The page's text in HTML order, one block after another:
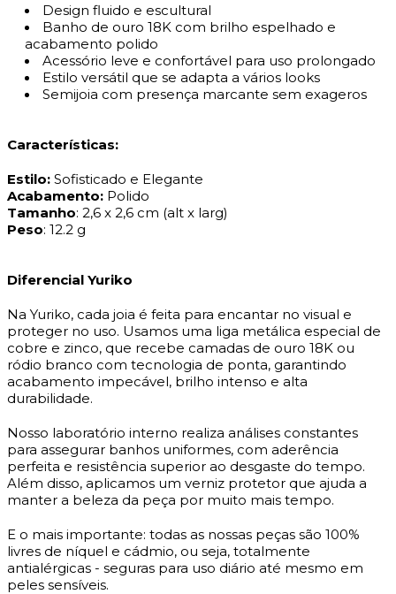
Design fluido e escultural
Banho de ouro 18K com brilho espelhado e
acabamento polido
Acessório leve e confortável para uso prolongado
Estilo versátil que se adapta a vários looks
Semijoia com presença marcante sem exageros
Características:
Estilo: Sofisticado e Elegante
Acabamento: Polido
Tamanho: 2,6 x 2,6 cm (alt x larg)
Peso: 12.2 g
Diferencial Yuriko
Na Yuriko, cada joia é feita para encantar no visual e
proteger no uso. Usamos uma liga metálica especial de
cobre e zinco, que recebe camadas de ouro 18K ou
ródio branco com tecnologia de ponta, garantindo
acabamento impecável, brilho intenso e alta
durabilidade.
Nosso laboratório interno realiza análises constantes
para assegurar banhos uniformes, com aderência
perfeita e resistência superior ao desgaste do tempo.
Além disso, aplicamos um verniz protetor que ajuda a
manter a beleza da peça por muito mais tempo.
E o mais importante: todas as nossas peças são 100%
livres de níquel e cádmio, ou seja, totalmente
antialérgicas - seguras para uso diário até mesmo em
peles sensíveis.